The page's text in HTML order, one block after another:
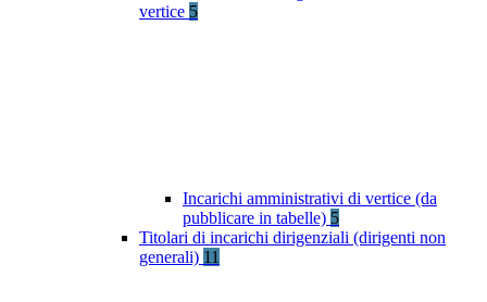
vertice 5
Incarichi amministrativi di vertice (da
pubblicare in tabelle) 5
Titolari di incarichi dirigenziali (dirigenti non
generali) 11